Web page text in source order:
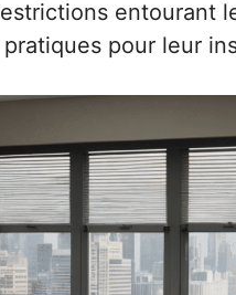
entourant
pour leur